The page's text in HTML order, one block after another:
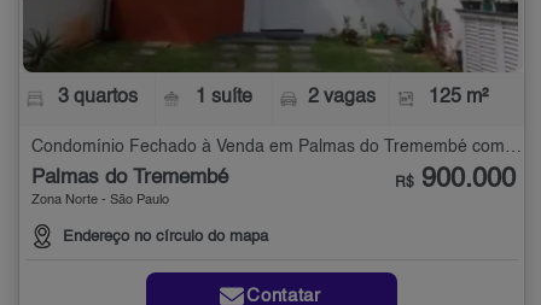
3 quartos 1 suíte 2 vagas 125 m²
Condomínio Fechado à Venda em Palmas do Tremembé com 3 quartos - 125 m²
Palmas do Tremembé
Zona Norte - São Paulo
Endereço no círculo do mapa
R$ 900.000
Contatar